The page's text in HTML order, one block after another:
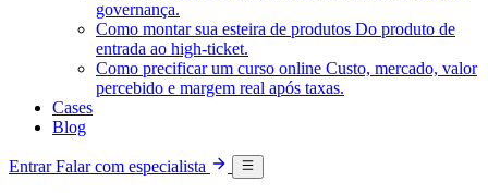
governança.
Como montar sua esteira de produtos Do produto de
entrada ao high-ticket.
Como precificar um curso online Custo, mercado, valor
percebido e margem real após taxas.
Cases
Blog
EntrarFalar com especialista